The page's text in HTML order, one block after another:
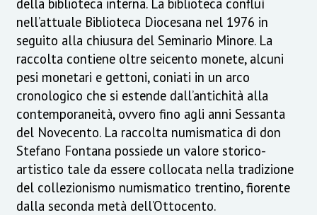
della biblioteca interna. La biblioteca confluì
nell’attuale Biblioteca Diocesana nel 1976 in
seguito alla chiusura del Seminario Minore. La
raccolta contiene oltre seicento monete, alcuni
pesi monetari e gettoni, coniati in un arco
cronologico che si estende dall’antichità alla
contemporaneità, ovvero fino agli anni Sessanta
del Novecento. La raccolta numismatica di don
Stefano Fontana possiede un valore storico-
artistico tale da essere collocata nella tradizione
del collezionismo numismatico trentino, fiorente
dalla seconda metà dell’Ottocento.